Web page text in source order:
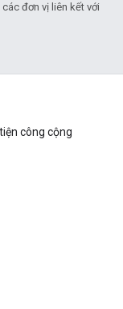
đơn vị liên kết với
công cộng